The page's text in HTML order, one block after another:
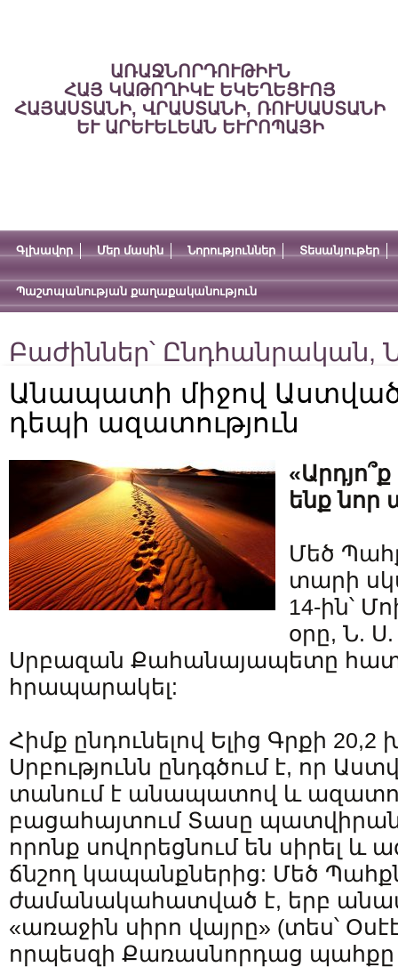
ԱՌԱՋՆՈՐԴՈՒԹԻՒՆ
ՀԱՅ ԿԱԹՈՂԻԿԷ ԵԿԵՂԵՑՒՈՅ
ՀԱՅԱՍՏԱՆԻ, ՎՐԱՍՏԱՆԻ, ՌՈՒՍԱՍՏԱՆԻ
ԵՒ ԱՐԵՒԵԼԵԱՆ ԵՒՐՈՊԱՅԻ
Գլխավոր Մեր մասին Նորություններ Տեսանյութեր
Պաշտպանության քաղաքականություն
Բաժիններ՝ Ընդհանրական,
Անապատի միջով Աստված
դեպի ազատություն
ենք նոր
Մեծ
տարի
14-ին՝
օրը, Ն.
Սրբազան Քահանայապետը
հրապարակել:
Հիմք ընդունելով Ելից Գրքի 20,2
Սրբությունն ընդգծում է, որ
տանում է անապատով և
բացահայտում Տասը
որոնք սովորեցնում են սիրել և
ճնշող կապանքներից: Մեծ
ժամանակահատված է, երբ
«առաջին սիրո վայրը» (տես՝
որպեսզի Քառասնորդաց